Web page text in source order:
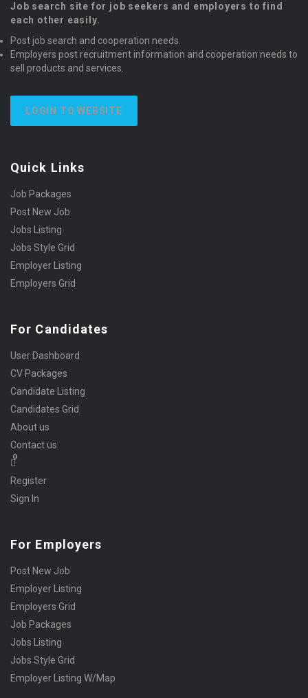
Job search site for job seekers and employers to find
each other easily.
Post job search and cooperation needs.
Employers post recruitment information and cooperation needs to
sell products and services.
LOGIN TO WEBSITE
Quick Links
Job Packages
Post New Job
Jobs Listing
Jobs Style Grid
Employer Listing
Employers Grid
For Candidates
User Dashboard
CV Packages
Candidate Listing
Candidates Grid
About us
Contact us
0
Register
Sign In
For Employers
Post New Job
Employer Listing
Employers Grid
Job Packages
Jobs Listing
Jobs Style Grid
Employer Listing W/Map